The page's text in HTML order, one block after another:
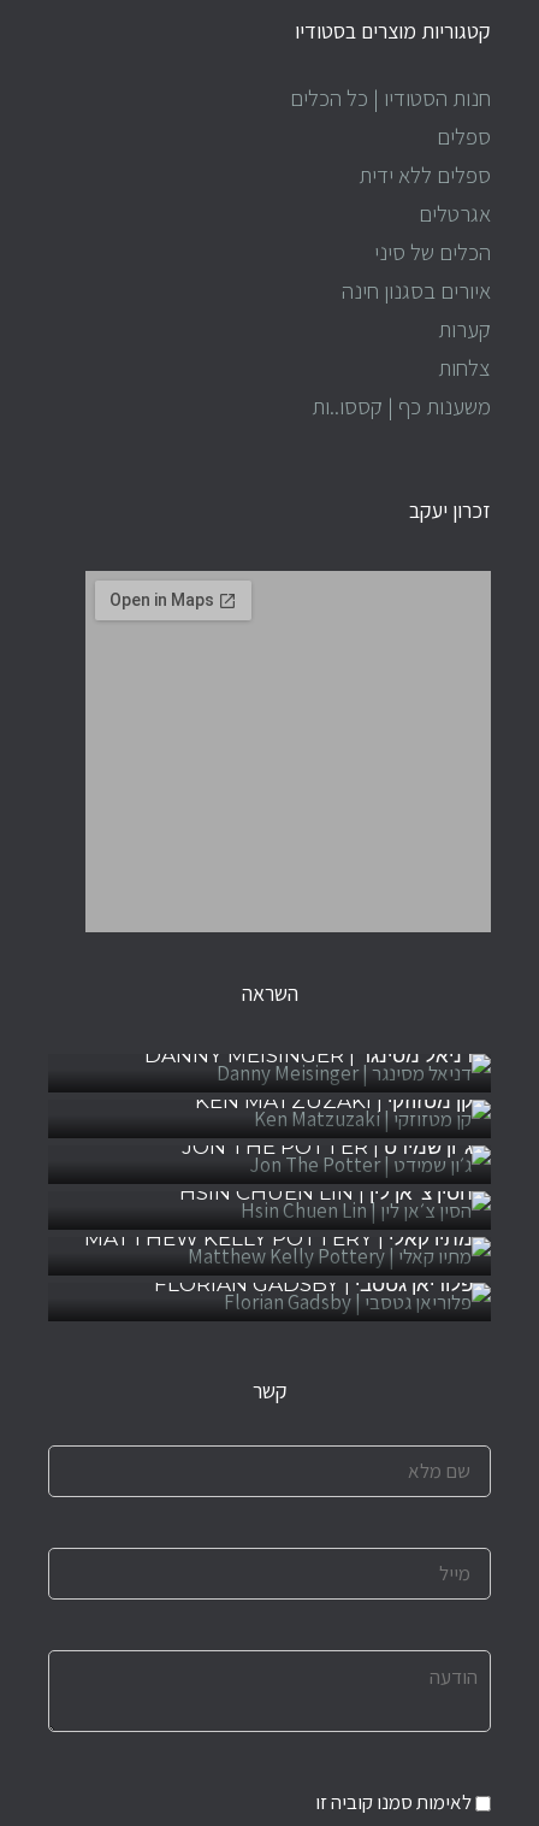
קטגוריות מוצרים בסטודיו
חנות הסטודיו | כל הכלים
ספלים
ספלים ללא ידית
אגרטלים
הכלים של סיני
איורים בסגנון חינה
קערות
צלחות
משענות כף | קססו..ות
זכרון יעקב
השראה
דניאל מסינגר | DANNY MEISINGER
קן מטזוזקי | KEN MATZUZAKI
ג׳ון שמידט | JON THE POTTER
הסין צ׳אן לין | HSIN CHUEN LIN
מתיו קאלי | MATTHEW KELLY POTTERY
פלוריאן גטסבי | FLORIAN GADSBY
קשר
לאימות סמנו קוביה זו